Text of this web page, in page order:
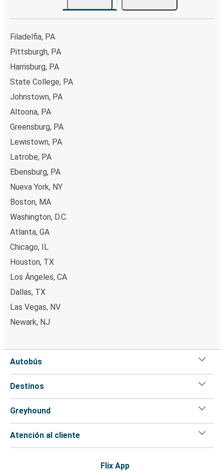
Filadelfia, PA
Pittsburgh, PA
Harrisburg, PA
State College, PA
Johnstown, PA
Altoona, PA
Greensburg, PA
Lewistown, PA
Latrobe, PA
Ebensburg, PA
Nueva York, NY
Boston, MA
Washington, D.C.
Atlanta, GA
Chicago, IL
Houston, TX
Los Ángeles, CA
Dallas, TX
Las Vegas, NV
Newark, NJ
Autobús
Destinos
Greyhound
Atención al cliente
Flix App